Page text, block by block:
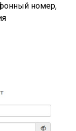
номер,